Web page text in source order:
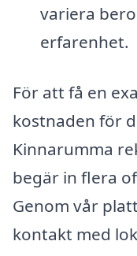
variera
erfarenhet.
För att få en
kostnaden för
Kinnarumma
begär in flera
Genom vår
kontakt med